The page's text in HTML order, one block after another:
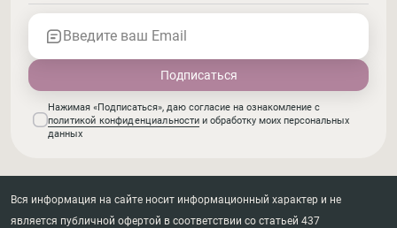
Введите ваш Email
Нажимая «Подписаться», даю согласие на ознакомление с
политикой конфиденциальности и обработку моих персональных
данных
Вся информация на сайте носит информационный характер и не
является публичной офертой в соответствии со статьей 437